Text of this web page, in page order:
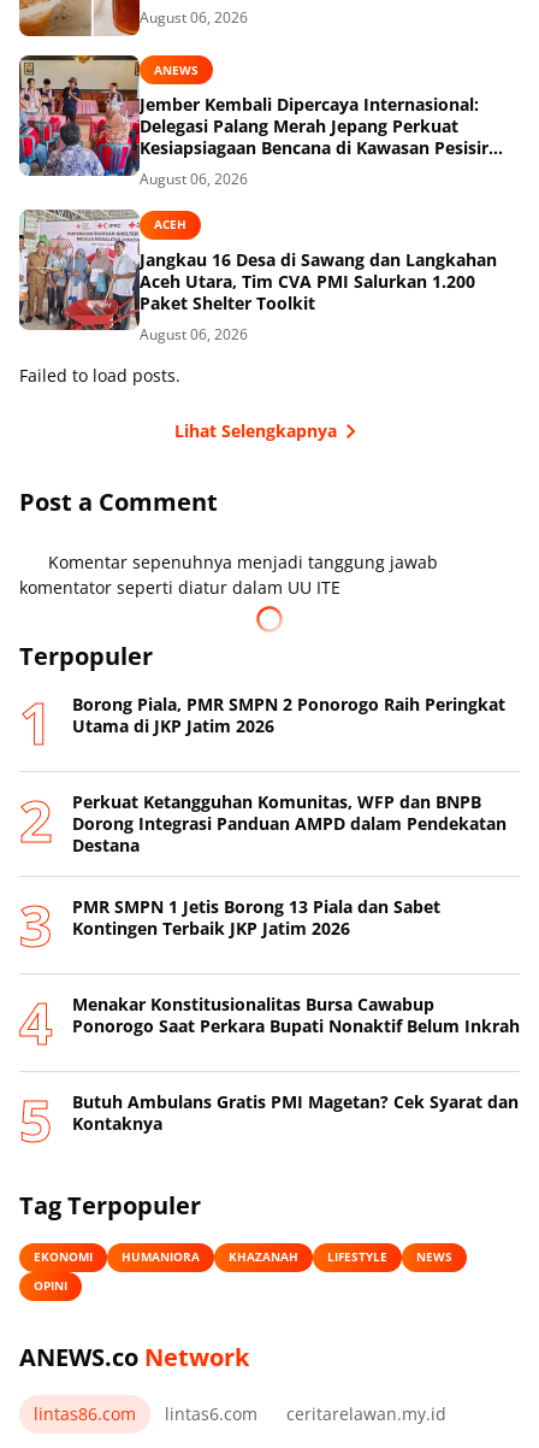
August 06, 2026
ANEWS
Jember Kembali Dipercaya Internasional:
Delegasi Palang Merah Jepang Perkuat
Kesiapsiagaan Bencana di Kawasan Pesisir
dan Sekolah
August 06, 2026
ACEH
Jangkau 16 Desa di Sawang dan Langkahan
Aceh Utara, Tim CVA PMI Salurkan 1.200
Paket Shelter Toolkit
August 06, 2026
Failed to load posts.
Lihat Selengkapnya
Post a Comment
Komentar sepenuhnya menjadi tanggung jawab
komentator seperti diatur dalam UU ITE
Terpopuler
Borong Piala, PMR SMPN 2 Ponorogo Raih Peringkat
Utama di JKP Jatim 2026
Perkuat Ketangguhan Komunitas, WFP dan BNPB
Dorong Integrasi Panduan AMPD dalam Pendekatan
Destana
PMR SMPN 1 Jetis Borong 13 Piala dan Sabet
Kontingen Terbaik JKP Jatim 2026
Menakar Konstitusionalitas Bursa Cawabup
Ponorogo Saat Perkara Bupati Nonaktif Belum Inkrah
Butuh Ambulans Gratis PMI Magetan? Cek Syarat dan
Kontaknya
Tag Terpopuler
EKONOMI HUMANIORA KHAZANAH LIFESTYLE
NEWS
OPINI
ANEWS.co Network
lintas86.com lintas6.com ceritarelawan.my.id